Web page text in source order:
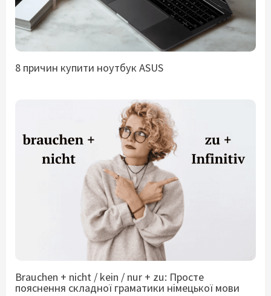
8 причин купити ноутбук ASUS
Brauchen + nicht / kein / nur + zu: Просте
пояснення складної граматики німецької мови